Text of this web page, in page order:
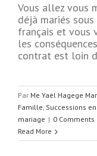
Vous allez vous
déjà mariés
français et vous
les
contrat est loin
Par Me Yaël Hagege
Famille, Successions
mariage | 0 Comments
Read More